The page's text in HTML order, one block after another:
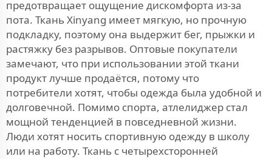
предотвращает ощущение дискомфорта из-за
пота. Ткань Xinyang имеет мягкую, но прочную
подкладку, поэтому она выдержит бег, прыжки и
растяжку без разрывов. Оптовые покупатели
замечают, что при использовании этой ткани
продукт лучше продаётся, потому что
потребители хотят, чтобы одежда была удобной и
долговечной. Помимо спорта, атлелиджер стал
мощной тенденцией в повседневной жизни.
Люди хотят носить спортивную одежду в школу
или на работу. Ткань с четырехсторонней